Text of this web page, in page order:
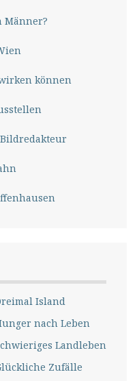
Männer?
können
Island
nach Leben
Landleben
Zufälle